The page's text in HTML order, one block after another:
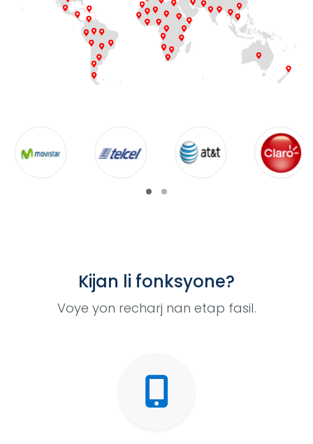
Kijan li fonksyone?
Voye yon recharj nan etap fasil.